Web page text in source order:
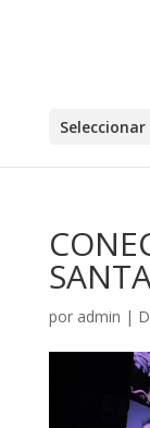
por admin |